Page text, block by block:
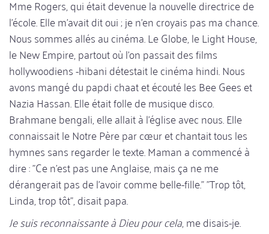
Mme Rogers, qui était devenue la nouvelle directrice de
l'école. Elle m'avait dit oui ; je n'en croyais pas ma chance.
Nous sommes allés au cinéma. Le Globe, le Light House,
le New Empire, partout où l'on passait des films
hollywoodiens -hibani détestait le cinéma hindi. Nous
avons mangé du papdi chaat et écouté les Bee Gees et
Nazia Hassan. Elle était folle de musique disco.
Brahmane bengali, elle allait à l'église avec nous. Elle
connaissait le Notre Père par cœur et chantait tous les
hymnes sans regarder le texte. Maman a commencé à
dire : "Ce n'est pas une Anglaise, mais ça ne me
dérangerait pas de l'avoir comme belle-fille." "Trop tôt,
Linda, trop tôt", disait papa.
Je suis reconnaissante à Dieu pour cela, me disais-je.